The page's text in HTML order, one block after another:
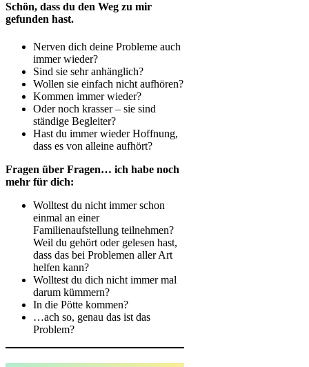
Schön, dass du den Weg zu mir
gefunden hast.
Nerven dich deine Probleme auch
immer wieder?
Sind sie sehr anhänglich?
Wollen sie einfach nicht aufhören?
Kommen immer wieder?
Oder noch krasser – sie sind
ständige Begleiter?
Hast du immer wieder Hoffnung,
dass es von alleine aufhört?
Fragen über Fragen… ich habe noch
mehr für dich:
Wolltest du nicht immer schon
einmal an einer
Familienaufstellung teilnehmen?
Weil du gehört oder gelesen hast,
dass das bei Problemen aller Art
helfen kann?
Wolltest du dich nicht immer mal
darum kümmern?
In die Pötte kommen?
…ach so, genau das ist das
Problem?